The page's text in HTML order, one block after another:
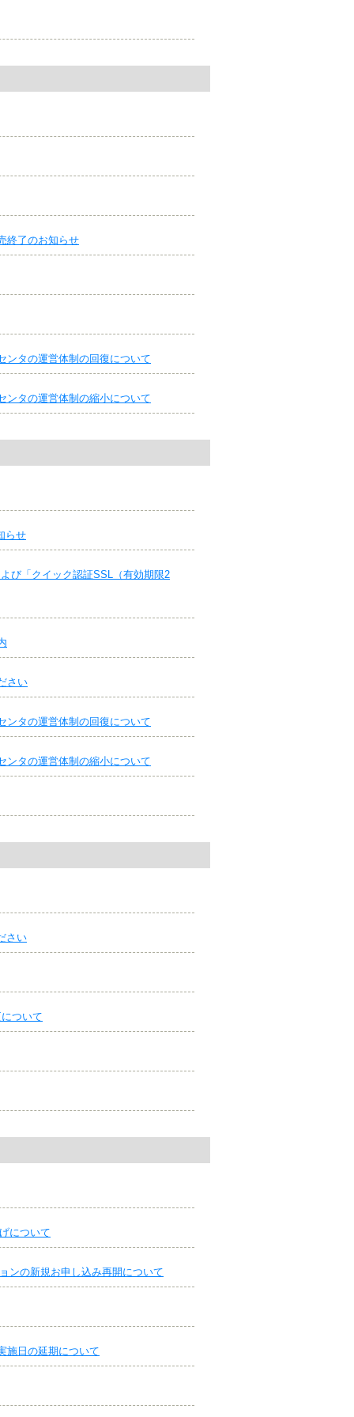
終了のお知らせ
ンタの運営体制の回復について
ンタの運営体制の縮小について
らせ
び「クイック認証SSL（有効期限2
さい
ンタの運営体制の回復について
ンタの運営体制の縮小について
さい
ついて
について
ンの新規お申し込み再開について
施日の延期について